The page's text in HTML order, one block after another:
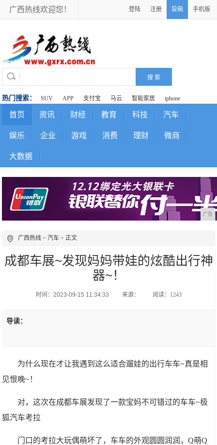
广西热线欢迎您！ 登陆 注册 投稿 手机版
热门搜索： SUV APP 支付宝 马云 智能家居 iphone
首页 资讯 财经 教育 科技 汽车
娱乐 企业 游戏 消费 理财 微商
大数据
广告
广西热线 >汽车 > 正文
成都车展~发现妈妈带娃的炫酷出行神
器~！
时间：2023-09-15 11:34:33 来源： 阅读：1243
导读：
为什么现在才让我遇到这么适合遛娃的出行车车~真是相
见恨晚~！
对，这次在成都车展发现了一款宝妈不可错过的车车~极
狐汽车考拉
门口的考拉大玩偶萌坏了，车车的外观圆圆润润，Q萌Q